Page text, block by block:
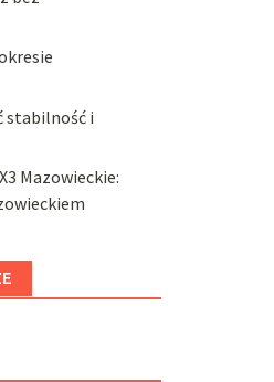
stabilność i
Mazowieckie: